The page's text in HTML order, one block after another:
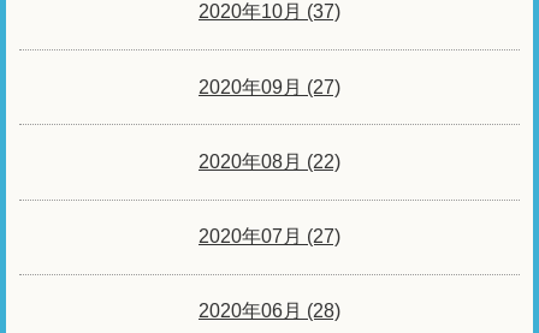
2020年10月 (37)
2020年09月 (27)
2020年08月 (22)
2020年07月 (27)
2020年06月 (28)